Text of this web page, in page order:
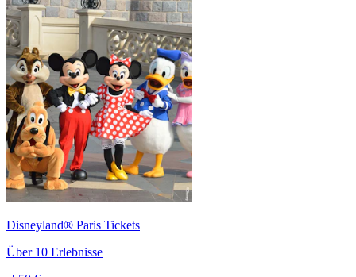
Disneyland® Paris Tickets
Über 10 Erlebnisse